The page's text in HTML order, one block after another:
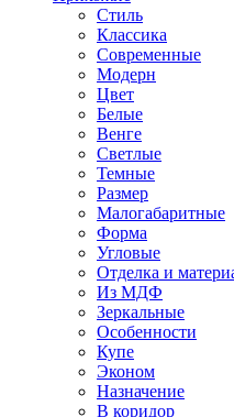
Стиль
Классика
Современные
Модерн
Цвет
Белые
Венге
Светлые
Темные
Размер
Малогабаритные
Форма
Угловые
Отделка и
Из МДФ
Зеркальные
Особенности
Купе
Эконом
Назначение
В коридор